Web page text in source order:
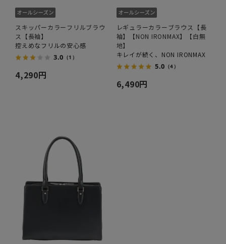
スキッパーカラーフリルブラウ
ス【長袖】
控えめなフリルの安心感
3.0 （1）
4,290円
レギュラーカラーブラウス【長
袖】【NON IRONMAX】【白無
地】
キレイが続く、NON IRONMAX
5.0 （4）
6,490円